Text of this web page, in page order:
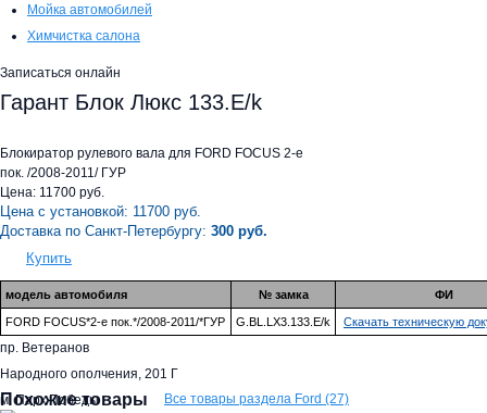
Мойка автомобилей
Химчистка салона
Записаться онлайн
Гарант Блок Люкс 133.E/k
Блокиратор рулевого вала для FORD FOCUS 2-е
пок. /2008-2011/ ГУР
Цена: 11700 руб.
Цена с установкой: 11700 руб.
Доставка по Санкт-Петербургу: 300 руб.
Купить
модель автомобиля № замка ФИ
FORD FOCUS*2-е пок.*/2008-2011/*ГУР G.BL.LX3.133.E/k Скачать техническую
Похожие товары Все товары раздела Ford (27)
пр. Ветеранов
Народного ополчения, 201 Г
м. Парк Победы